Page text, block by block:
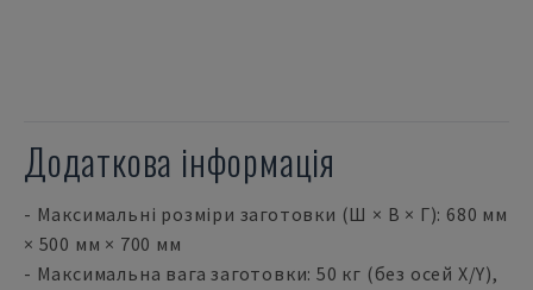
Додаткова інформація
- Максимальні розміри заготовки (Ш × В × Г): 680 мм
× 500 мм × 700 мм
- Максимальна вага заготовки: 50 кг (без осей X/Y),